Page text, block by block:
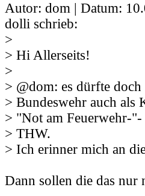
Autor: dom | Datum:
dolli schrieb:
>
> Hi Allerseits!
>
> @dom: es dürfte
> Bundeswehr auch als
> "Not am Feuerwehr-
> THW.
> Ich erinner mich an
Dann sollen die das nur